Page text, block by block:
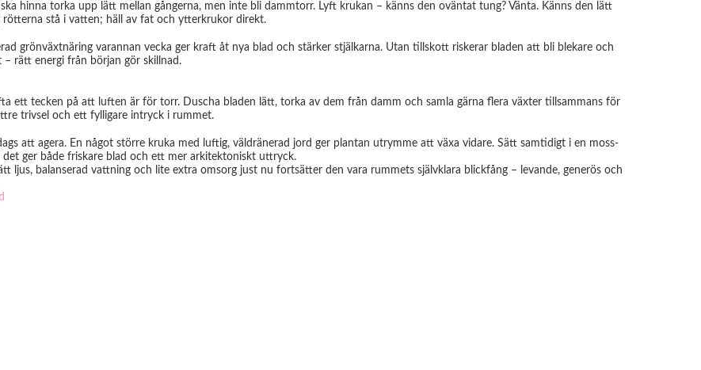
hinna torka upp lätt mellan gångerna, men inte bli dammtorr. Lyft krukan – känns den oväntat tung? Vänta. Känns den lätt
stå i vatten; häll av fat och ytterkrukor direkt.
grönväxtnäring varannan vecka ger kraft åt nya blad och stärker stjälkarna. Utan tillskott riskerar bladen att bli blekare och
– rätt energi från början gör skillnad.
ett tecken på att luften är för torr. Duscha bladen lätt, torka av dem från damm och samla gärna flera växter tillsammans för
trivsel och ett fylligare intryck i rummet.
att agera. En något större kruka med luftig, väldränerad jord ger plantan utrymme att växa vidare. Sätt samtidigt i en moss-
ger både friskare blad och ett mer arkitektoniskt uttryck.
ljus, balanserad vattning och lite extra omsorg just nu fortsätter den vara rummets självklara blickfång – levande, generös och